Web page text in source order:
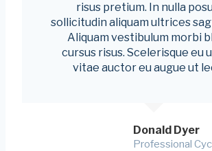
risus pretium. In nulla
sollicitudin aliquam ultrices
Aliquam vestibulum morbi
cursus risus. Scelerisque eu
vitae auctor eu augue ut
Donald Dyer
Professional